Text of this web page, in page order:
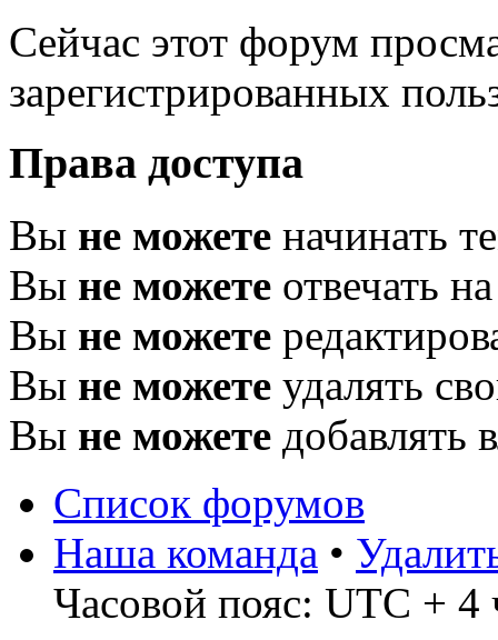
Сейчас этот форум
зарегистрированных
Права доступа
Вы не можете начинать
Вы не можете отвечать
Вы не можете
Вы не можете удалять
Вы не можете добавлять
Список форумов
Наша команда •
Часовой пояс: UTC + 4